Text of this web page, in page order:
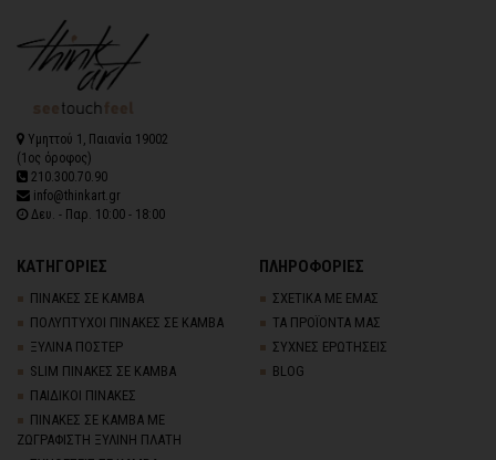
Υμηττού 1, Παιανία 19002
(1ος όροφος)
210.300.70.90
info@thinkart.gr
Δευ. - Παρ. 10:00 - 18:00
ΚΑΤΗΓΟΡΙΕΣ
ΠΙΝΑΚΕΣ ΣΕ ΚΑΜΒΑ
ΠΟΛΥΠΤΥΧΟΙ ΠΙΝΑΚΕΣ ΣΕ ΚΑΜΒΑ
ΞΥΛΙΝΑ ΠΟΣΤΕΡ
SLIM ΠΙΝΑΚΕΣ ΣΕ ΚΑΜΒΑ
ΠΑΙΔΙΚΟΙ ΠΙΝΑΚΕΣ
ΠΙΝΑΚΕΣ ΣΕ ΚΑΜΒΑ ΜΕ
ΖΩΓΡΑΦΙΣΤΗ ΞΥΛΙΝΗ ΠΛΑΤΗ
ΠΛΗΡΟΦΟΡΙΕΣ
ΣΧΕΤΙΚΑ ΜΕ ΕΜΑΣ
ΤΑ ΠΡΟΪΟΝΤΑ ΜΑΣ
ΣΥΧΝΕΣ ΕΡΩΤΗΣΕΙΣ
BLOG